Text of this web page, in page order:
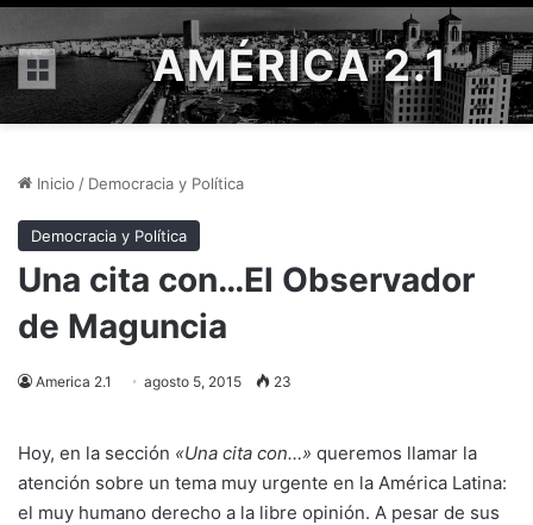
Menú AMÉRICA 2.1
Inicio / Democracia y Política
Democracia y Política
Una cita con…El Observador
de Maguncia
America 2.1 agosto 5, 2015 23
Hoy, en la sección «Una cita con…» queremos llamar la
atención sobre un tema muy urgente en la América Latina:
el muy humano derecho a la libre opinión. A pesar de sus